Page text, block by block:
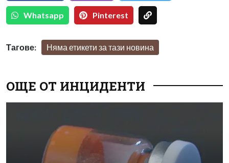
Whatsapp Pinterest
Тагове: Няма етикети за тази новина
ОЩЕ ОТ ИНЦИДЕНТИ